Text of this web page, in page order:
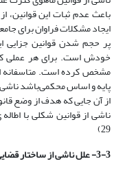
باعث عدم ثبات این قوانین،
ایجاد مشکلات فراوان برای
پر حجم شدن قوانین جزایی
خودش است. برای هر عملی
مشخص کرده است. متاسفانه
پایه و اساس محکمی‌‌‌باشد
از آن جایی که هدف از وضع
ناشی از قوانین شکلی با
29)
3-3- علل ناشی از ساختار قضایی